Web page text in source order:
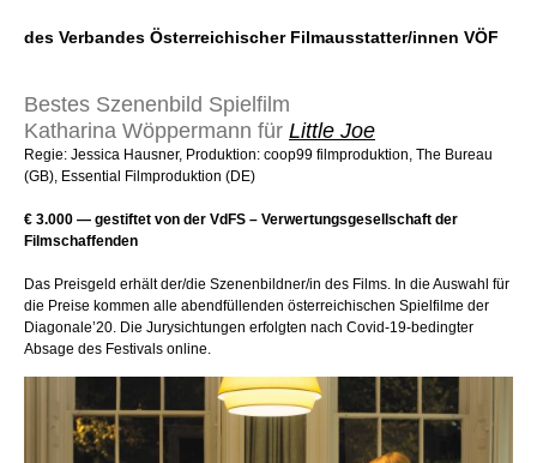
des Verbandes Österreichischer Filmausstatter/innen VÖF
Bestes Szenenbild Spielfilm
Katharina Wöppermann für Little Joe
Regie: Jessica Hausner, Produktion: coop99 filmproduktion, The Bureau
(GB), Essential Filmproduktion (DE)
€ 3.000 — gestiftet von der VdFS – Verwertungsgesellschaft der
Filmschaffenden
Das Preisgeld erhält der/die Szenenbildner/in des Films. In die Auswahl für
die Preise kommen alle abendfüllenden österreichischen Spielfilme der
Diagonale’20. Die Jurysichtungen erfolgten nach Covid-19-bedingter
Absage des Festivals online.